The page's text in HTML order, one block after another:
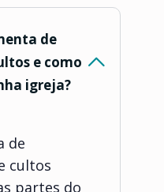
de
e como
igreja?
de
cultos
partes do